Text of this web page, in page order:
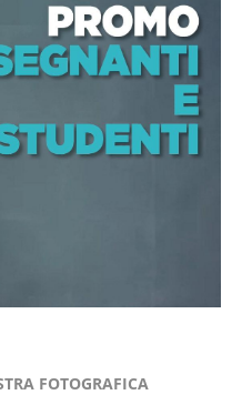
FOTOGRAFICA